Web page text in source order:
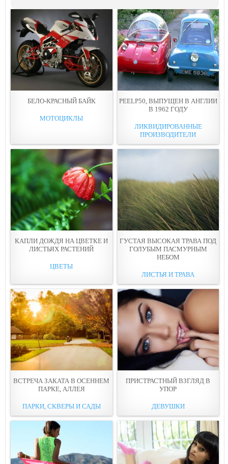
БЕЛО-КРАСНЫЙ БАЙК
МОТОЦИКЛЫ
PEELP50, ВЫПУЩЕН В АНГЛИИ
В 1962 ГОДУ
ЛИКВИДИРОВАННЫЕ
ПРОИЗВОДИТЕЛИ
КАПЛИ ДОЖДЯ НА ЦВЕТКЕ И
ЛИСТЬЯХ РАСТЕНИЙ
ЦВЕТЫ
ГУСТАЯ ВЫСОКАЯ ТРАВА ПОД
ГОЛУБЫМ ПАСМУРНЫМ
НЕБОМ
ЛИСТЬЯ И ТРАВА
ВСТРЕЧА ЗАКАТА В ОСЕННЕМ
ПАРКЕ, АЛЛЕЯ
ПАРКИ, СКВЕРЫ И САДЫ
ПРИСТРАСТНЫЙ ВЗГЛЯД В
УПОР
ДЕВУШКИ